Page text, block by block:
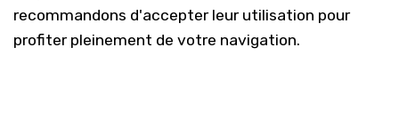
recommandons d'accepter leur utilisation pour
profiter pleinement de votre navigation.